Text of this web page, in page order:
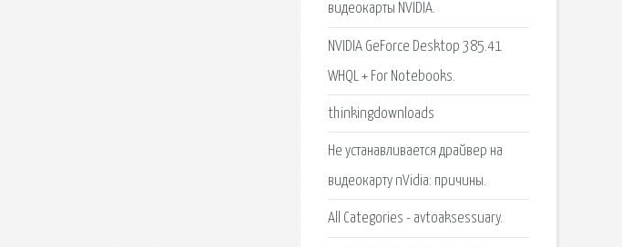
видеокарты NVIDIA.
NVIDIA GeForce Desktop 385.41
WHQL + For Notebooks.
thinkingdownloads
Не устанавливается драйвер на
видеокарту nVidia: причины.
All Categories - avtoaksessuary.